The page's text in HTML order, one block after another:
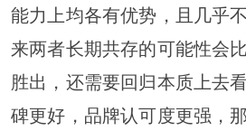
能力上均各有优势，且几乎
来两者长期共存的可能性会
胜出，还需要回归本质上去
碑更好，品牌认可度更强，